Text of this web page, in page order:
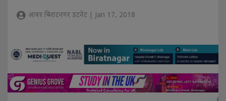
आवर बिराटनगर डटनेट | Jan 17, 2018